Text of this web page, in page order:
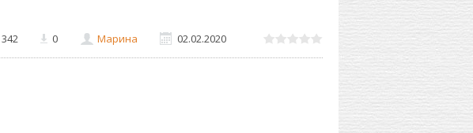
342 0 Марина 02.02.2020